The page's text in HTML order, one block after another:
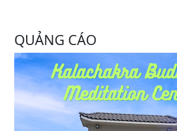
QUẢNG CÁO